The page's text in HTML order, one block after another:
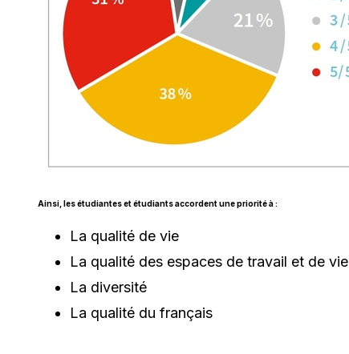
Ainsi, les étudiantes et étudiants accordent une priorité à :
La qualité de vie
La qualité des espaces de travail et de vie
La diversité
La qualité du français